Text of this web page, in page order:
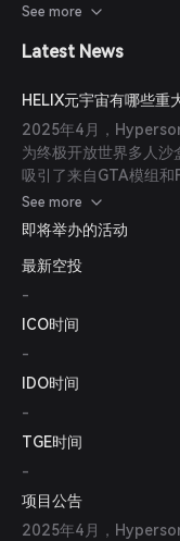
Josh Ling、虚幻程序
See more
Latest News
HELIX元宇宙有哪些重
2025年4月，
为终极开放世界多人沙
吸引了来自GTA模组
City Preservation
See more
即将举办的活动
最新空投
-
ICO时间
-
IDO时间
-
TGE时间
-
项目公告
2025年4月，